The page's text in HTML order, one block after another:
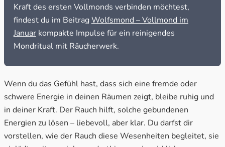
Kraft des ersten Vollmonds verbinden möchtest,
findest du im BeitragWolfsmond – Vollmond im
Januarkompakte Impulse für ein reinigendes
Mondritual mit Räucherwerk.
Wenn du das Gefühl hast, dass sich eine fremde oder
schwere Energie in deinen Räumen zeigt, bleibe ruhig und
in deiner Kraft. Der Rauch hilft, solche gebundenen
Energien zu lösen – liebevoll, aber klar. Du darfst dir
vorstellen, wie der Rauch diese Wesenheiten begleitet, sie